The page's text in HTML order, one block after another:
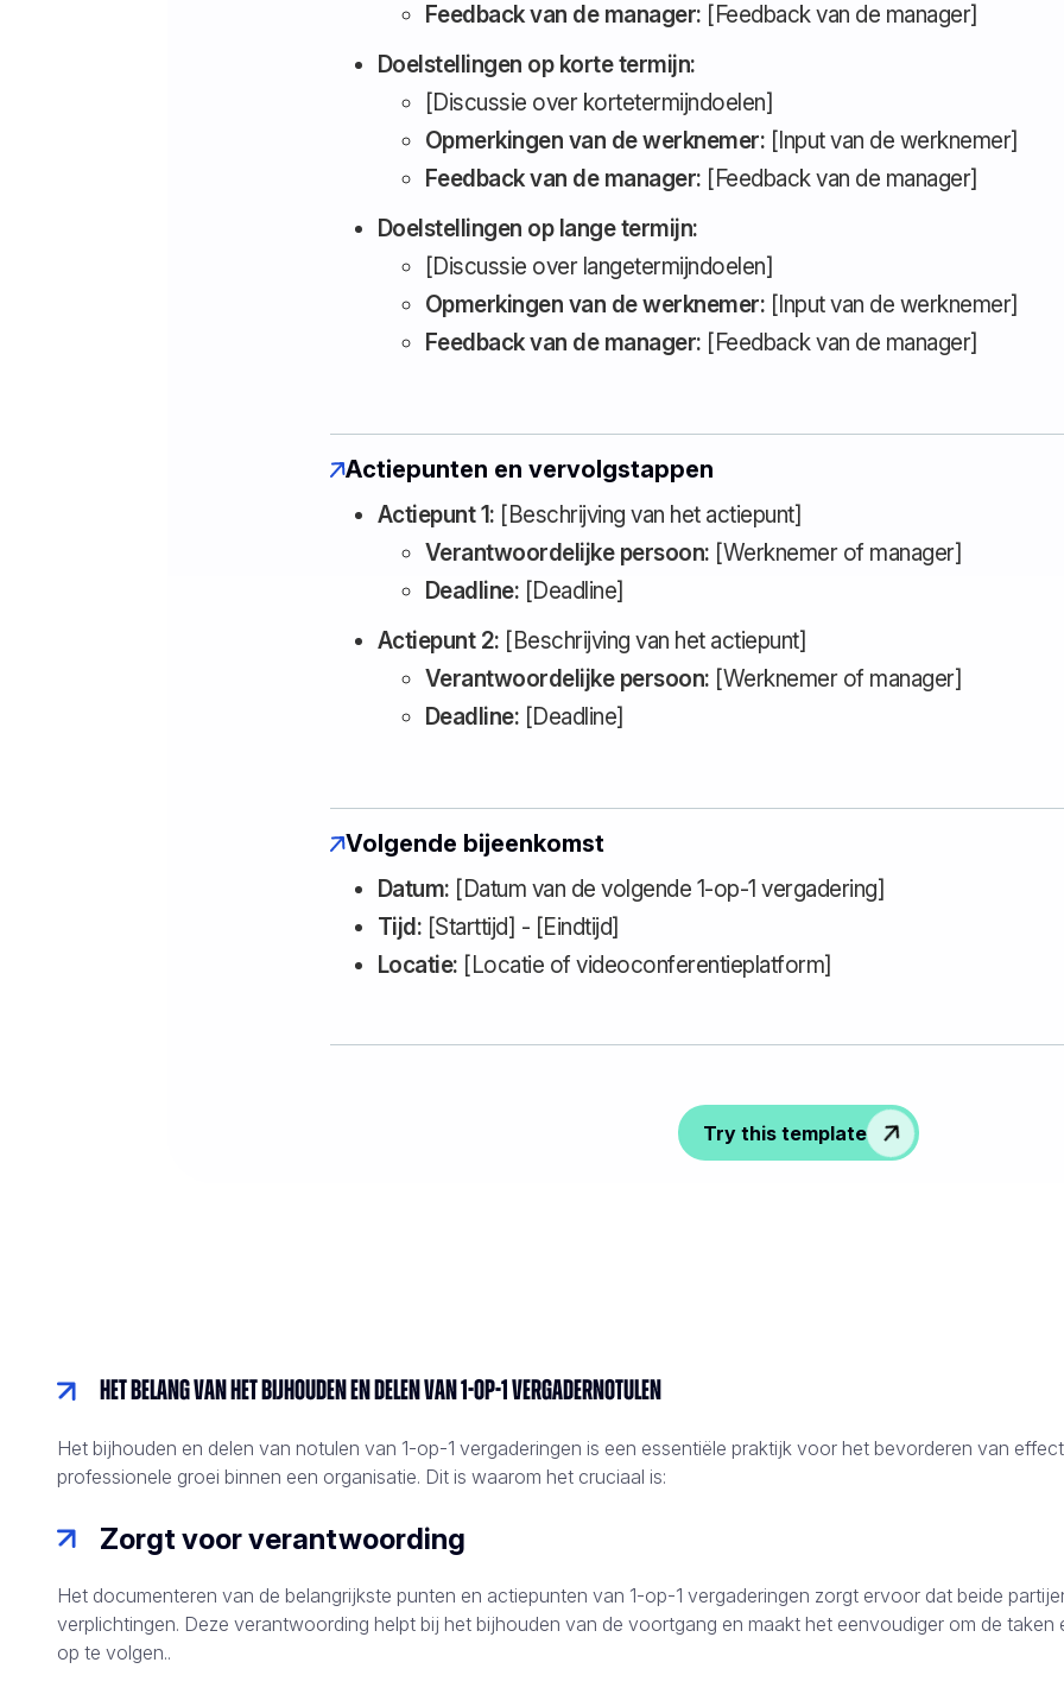
Feedback van de manager: [Feedback van de manager]
Doelstellingen op korte termijn:
[Discussie over kortetermijndoelen]
Opmerkingen van de werknemer: [Input van de werknemer]
Feedback van de manager: [Feedback van de manager]
Doelstellingen op lange termijn:
[Discussie over langetermijndoelen]
Opmerkingen van de werknemer: [Input van de werknemer]
Feedback van de manager: [Feedback van de manager]
Actiepunten en vervolgstappen
Actiepunt 1: [Beschrijving van het actiepunt]
Verantwoordelijke persoon: [Werknemer of manager]
Deadline: [Deadline]
Actiepunt 2: [Beschrijving van het actiepunt]
Verantwoordelijke persoon: [Werknemer of manager]
Deadline: [Deadline]
Volgende bijeenkomst
Datum: [Datum van de volgende 1-op-1 vergadering]
Tijd: [Starttijd] - [Eindtijd]
Locatie: [Locatie of videoconferentieplatform]
Try this template
Het belang van het bijhouden en delen van 1-op-1 vergadernotulen
Het bijhouden en delen van notulen van 1-op-1 vergaderingen is een essentiële praktijk voor het bevorderen van
professionele groei binnen een organisatie. Dit is waarom het cruciaal is:
Zorgt voor verantwoording
Het documenteren van de belangrijkste punten en actiepunten van 1-op-1 vergaderingen zorgt ervoor dat beide
verplichtingen. Deze verantwoording helpt bij het bijhouden van de voortgang en maakt het eenvoudiger om de
op te volgen..